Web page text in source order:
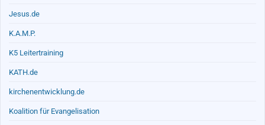
Jesus.de
K.A.M.P.
K5 Leitertraining
KATH.de
kirchenentwicklung.de
Koalition für Evangelisation